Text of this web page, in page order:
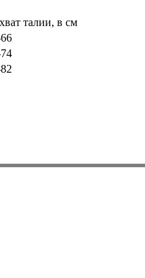
талии, в см